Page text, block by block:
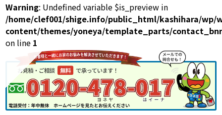
Warning: Undefined variable $is_preview in
/home/clef001/shige.info/public_html/kashihara/wp/
content/themes/yoneya/template_parts/
on line 1